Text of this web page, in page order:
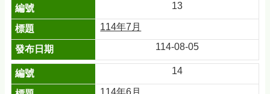
13
114年7月
114-08-05
14